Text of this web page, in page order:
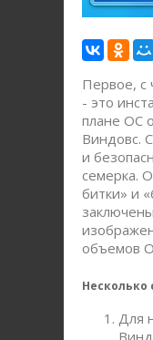
Первое, с
- это
плане ОС
Виндовс.
и
семерка.
битки» и
объемов
Несколько
Для